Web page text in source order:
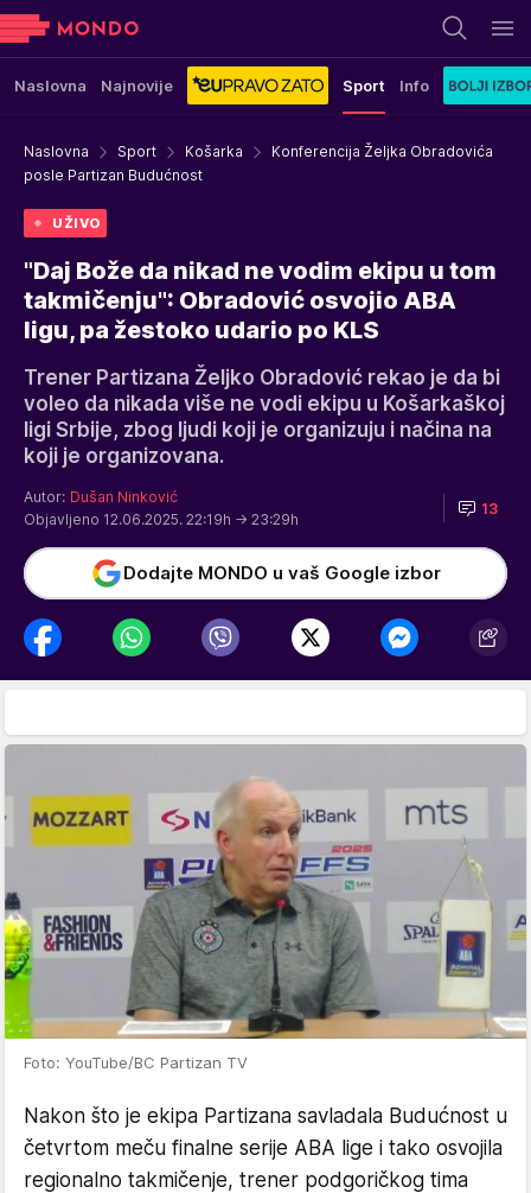
Naslovna Najnovije Sport Info
Naslovna Sport Košarka
Konferencija Željka Obradovića
posle Partizan Budućnost
UŽIVO
"Daj Bože da nikad ne vodim ekipu u tom
takmičenju": Obradović osvojio ABA
ligu, pa žestoko udario po KLS
Trener Partizana Željko Obradović rekao je da bi
voleo da nikada više ne vodi ekipu u Košarkaškoj
ligi Srbije, zbog ljudi koji je organizuju i načina na
koji je organizovana.
Autor: Dušan Ninković
Objavljeno 12.06.2025. 22:19h → 23:29h
13
Dodajte MONDO u vaš Google izbor
Foto: YouTube/BC Partizan TV
Nakon što je ekipa Partizana savladala Budućnost u
četvrtom meču finalne serije ABA lige i tako osvojila
regionalno takmičenje, trener podgoričkog tima